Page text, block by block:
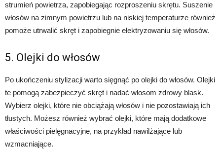
strumień powietrza, zapobiegając rozproszeniu skrętu. Suszenie
włosów na zimnym powietrzu lub na niskiej temperaturze również
pomoże utrwalić skręt i zapobiegnie elektryzowaniu się włosów.
5. Olejki do włosów
Po ukończeniu stylizacji warto sięgnąć po olejki do włosów. Olejki
te pomogą zabezpieczyć skręt i nadać włosom zdrowy blask.
Wybierz olejki, które nie obciążają włosów i nie pozostawiają ich
tłustych. Możesz również wybrać olejki, które mają dodatkowe
właściwości pielęgnacyjne, na przykład nawilżające lub
wzmacniające.